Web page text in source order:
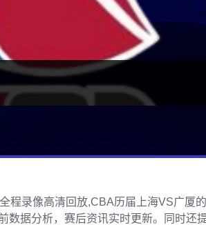
程录像高清回放,CBA历届上海VS广厦
数据分析，赛后资讯实时更新。同时还